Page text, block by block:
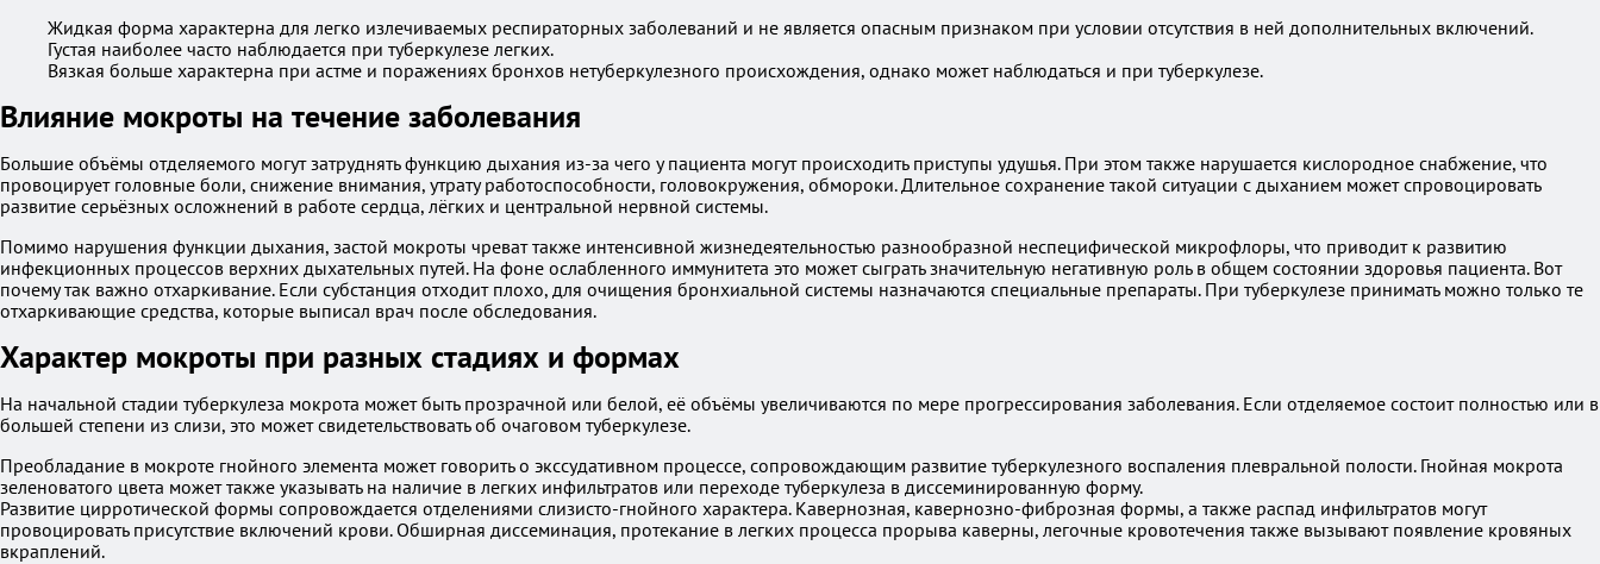
Жидкая форма характерна для легко излечиваемых респираторных заболеваний и не является опасным признаком при условии отсутствия в ней дополнительных включений.
Густая наиболее часто наблюдается при туберкулезе легких.
Вязкая больше характерна при астме и поражениях бронхов нетуберкулезного происхождения, однако может наблюдаться и при туберкулезе.
Влияние мокроты на течение заболевания
Большие объёмы отделяемого могут затруднять функцию дыхания из-за чего у пациента могут происходить приступы удушья. При этом также нарушается кислородное снабжение, что
провоцирует головные боли, снижение внимания, утрату работоспособности, головокружения, обмороки. Длительное сохранение такой ситуации с дыханием может спровоцировать
развитие серьёзных осложнений в работе сердца, лёгких и центральной нервной системы.
Помимо нарушения функции дыхания, застой мокроты чреват также интенсивной жизнедеятельностью разнообразной неспецифической микрофлоры, что приводит к развитию
инфекционных процессов верхних дыхательных путей. На фоне ослабленного иммунитета это может сыграть значительную негативную роль в общем состоянии здоровья пациента. Вот
почему так важно отхаркивание. Если субстанция отходит плохо, для очищения бронхиальной системы назначаются специальные препараты. При туберкулезе принимать можно только те
отхаркивающие средства, которые выписал врач после обследования.
Характер мокроты при разных стадиях и формах
На начальной стадии туберкулеза мокрота может быть прозрачной или белой, её объёмы увеличиваются по мере прогрессирования заболевания. Если отделяемое состоит полностью или в
большей степени из слизи, это может свидетельствовать об очаговом туберкулезе.
Преобладание в мокроте гнойного элемента может говорить о экссудативном процессе, сопровождающим развитие туберкулезного воспаления плевральной полости. Гнойная мокрота
зеленоватого цвета может также указывать на наличие в легких инфильтратов или переходе туберкулеза в диссеминированную форму.
Развитие цирротической формы сопровождается отделениями слизисто-гнойного характера. Кавернозная, кавернозно-фиброзная формы, а также распад инфильтратов могут
провоцировать присутствие включений крови. Обширная диссеминация, протекание в легких процесса прорыва каверны, легочные кровотечения также вызывают появление кровяных
вкраплений.